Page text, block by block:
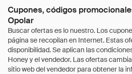
Cupones, códigos
Opolar